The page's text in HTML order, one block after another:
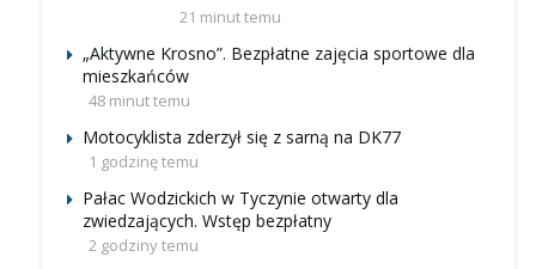
21 minut temu
„Aktywne Krosno”. Bezpłatne zajęcia sportowe dla
mieszkańców
48 minut temu
Motocyklista zderzył się z sarną na DK77
1 godzinę temu
Pałac Wodzickich w Tyczynie otwarty dla
zwiedzających. Wstęp bezpłatny
2 godziny temu